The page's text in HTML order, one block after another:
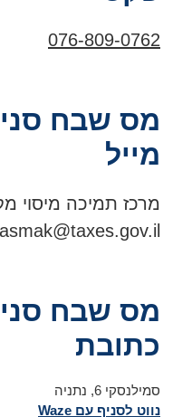
076-809-0762
מס שבח
מייל
מרכז תמיכה מיסוי
מס שבח
כתובת
סמילנסקי 6, נתניה
נווט לסניף עם Waze